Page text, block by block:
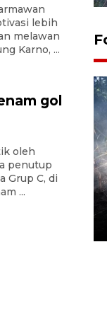
lebih
melawan
Karno, ...
gol
oleh
penutup
Grup C, di
... bibit